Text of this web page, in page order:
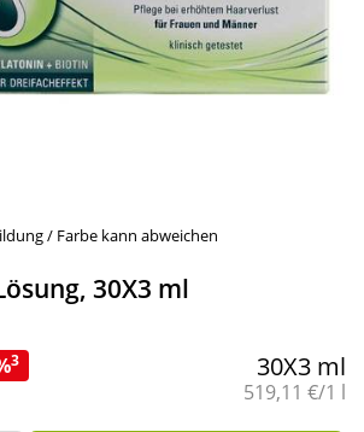
/ Farbe kann abweichen
30X3 ml
3 30X3 ml
Grundpreis:
519,11 €/1 l